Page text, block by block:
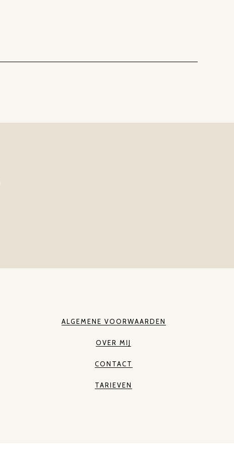
ALGEMENE VOORWAARDEN
OVER MIJ
CONTACT
TARIEVEN